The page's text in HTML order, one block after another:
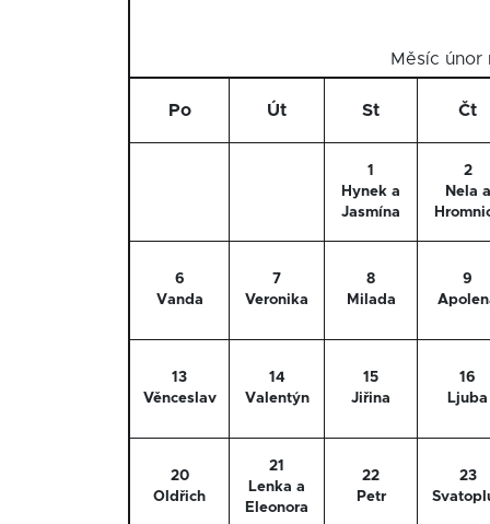
Měsíc únor
Po Út St Čt
1
Hynek a
Jasmína
2
Nela a
6
Vanda
7
Veronika
8
Milada
9
13
Věnceslav
14
Valentýn
15
Jiřina
16
Ljuba
20
Oldřich
21
Lenka a
Eleonora
22
Petr
23